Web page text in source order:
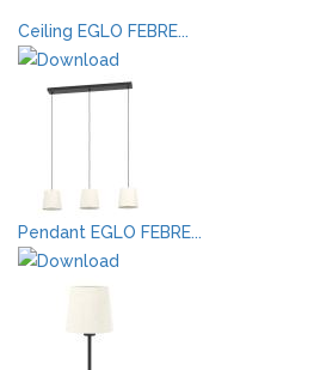
Ceiling EGLO FEBRE...
Pendant EGLO FEBRE...